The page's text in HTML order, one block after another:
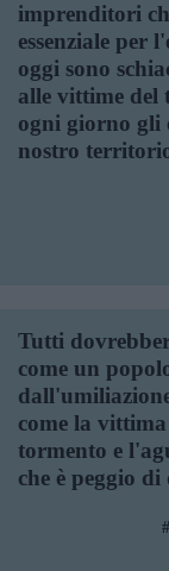
imprenditori
essenziale per
oggi sono
alle vittime del
ogni giorno gli
nostro
Tutti
come un
come la
tormento e
che è peggio